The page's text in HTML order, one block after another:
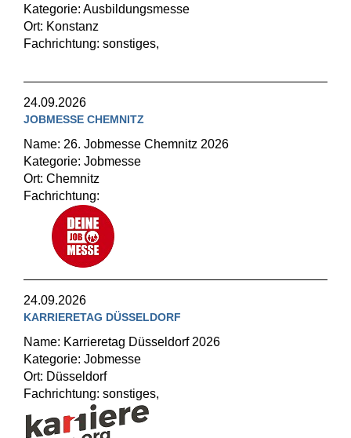
Kategorie: Ausbildungsmesse
Ort: Konstanz
Fachrichtung: sonstiges,
24.09.2026
JOBMESSE CHEMNITZ
Name: 26. Jobmesse Chemnitz 2026
Kategorie: Jobmesse
Ort: Chemnitz
Fachrichtung:
24.09.2026
KARRIERETAG DÜSSELDORF
Name: Karrieretag Düsseldorf 2026
Kategorie: Jobmesse
Ort: Düsseldorf
Fachrichtung: sonstiges,